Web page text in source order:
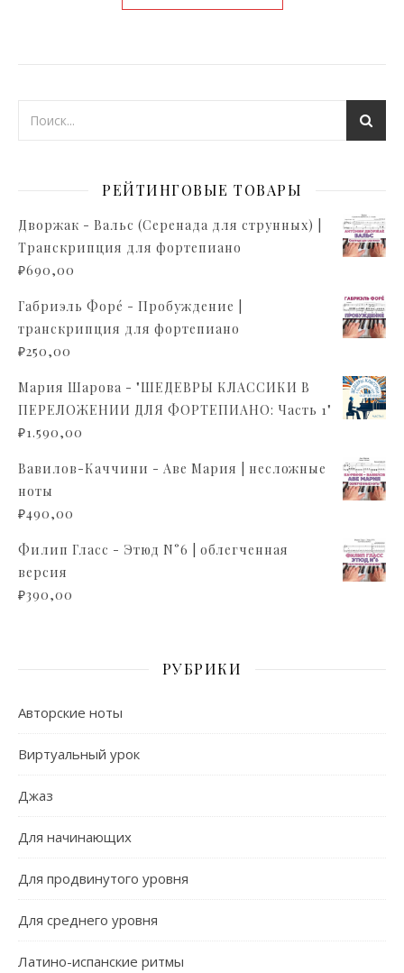
РЕЙТИНГОВЫЕ ТОВАРЫ
Дворжак - Вальс (Серенада для струнных) |
Транскрипция для фортепиано
₽690,00
Габриэль Форé - Пробуждение |
транскрипция для фортепиано
₽250,00
Мария Шарова - "ШЕДЕВРЫ КЛАССИКИ В
ПЕРЕЛОЖЕНИИ ДЛЯ ФОРТЕПИАНО: Часть 1"
₽1.590,00
Вавилов-Каччини - Аве Мария | несложные
ноты
₽490,00
Филип Гласс - Этюд N°6 | облегченная
версия
₽390,00
РУБРИКИ
Авторские ноты
Виртуальный урок
Джаз
Для начинающих
Для продвинутого уровня
Для среднего уровня
Латино-испанские ритмы